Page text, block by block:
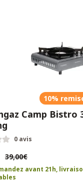
10%
Camp Bistro
0 avis
39,00€
avant 21h,